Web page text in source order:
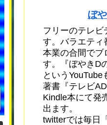
ぼ
フリーのテレビ
す。バラエティ
本業の合間でブ
す。『ぼやきD
というYouTube
著書『テレビ
Kindle本にて発
出ます。
twitterでは毎日